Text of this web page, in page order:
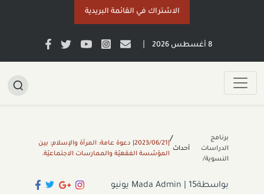
الاشتراك في القائمة البريدية
8 أغسطس 2026
برنامج
الدراسات
النسوية/
أحداث
/
|2023/06/21| دعوة عامة: المرأة والإسلام: بين
المؤسّسة الفقهيّة والممارسات الاجتماعيّة.
بواسطةMada Admin
15 يونيو